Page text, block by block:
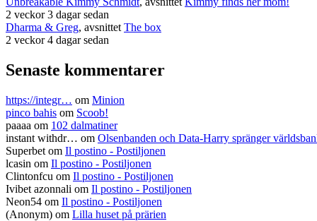
2 veckor 3 dagar sedan
Dharma & Greg, avsnittet The box
2 veckor 4 dagar sedan
Senaste kommentarer
https://integr… om Minion
pinco bahis om Scoob!
paaaa om 102 dalmatiner
instant withdr… om Olsenbanden och Data-Harry spränger
Superbet om Il postino - Postiljonen
lcasin om Il postino - Postiljonen
Clintonfcu om Il postino - Postiljonen
Ivibet azonnali om Il postino - Postiljonen
Neon54 om Il postino - Postiljonen
(Anonym) om Lilla huset på prärien